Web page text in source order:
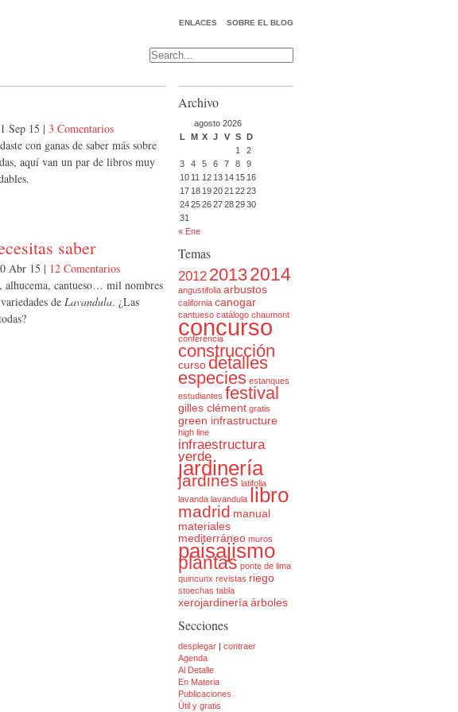
SOBRE EL BLOG
ENLACES
Sep 15 | 3 Comentarios
con ganas de saber más sobre
aquí van un par de libros muy
saber
Abr 15 | 12 Comentarios
alhucema, cantueso… mil nombres
de Lavandula. ¿Las
Archivo
agosto 2026
L
M X J V S D
1
2
3
4 5 6 7 8
9
10 11 12 13 14 15 16
17 18 192021 2223
24252627282930
31
« Ene
Temas
2012 20132014
angustifolia arbustos
california canogar
cantueso catálogo chaumont
concurso
conferencia
construcción
cursodetalles
especies estanques
estudiantes festival
gilles clément gratis
green infrastructure
high line
infraestructura
verde
jardinería
jardines latifolia
lavanda lavandula libro
madrid manual
materiales
mediterráneo muros
paisajismo
plantas ponte de lima
quincunx revistas riego
stoechas tabla
xerojardinería árboles
Secciones
desplegar | contraer
Agenda
Al Detalle
En Materia
Publicaciones
Útil y gratis